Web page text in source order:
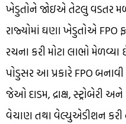
ખેડુતોને જોઇએ તેટલુ વડતર
રાજ્યોમાં ઘણા ખેડુતોએ FPO
રચના કરી મોટા લાભો મેળવ્યા છે.
પોડુસર આ પ્રકારે FPO
જેઓ દાડમ, દ્રાક્ષ, સ્ટ્રોબેરી
વેચાણ તથા વેલ્યુએડીશન કરી